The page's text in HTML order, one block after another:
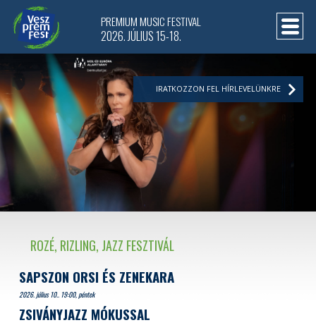
ROZÉ, RIZLING, JAZZ FESZTIVÁL
SAPSZON ORSI ÉS ZENEKARA
2026. július 10.. 19:00, péntek
ZSIVÁNYJAZZ MÓKUSSAL
PREMIUM MUSIC FESTIVAL
2026. JÚLIUS 15-18.
IRATKOZZON FEL HÍRLEVELÜNKRE